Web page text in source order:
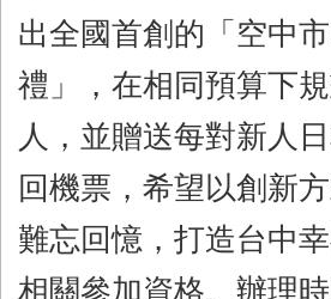
出全國首創的「空中
禮」，在相同預算下
人，並贈送每對新人
回機票，希望以創新
難忘回憶，打造台中幸
相關參加資格、辦理